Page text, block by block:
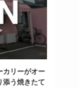
カリーがオー
添う焼きたて